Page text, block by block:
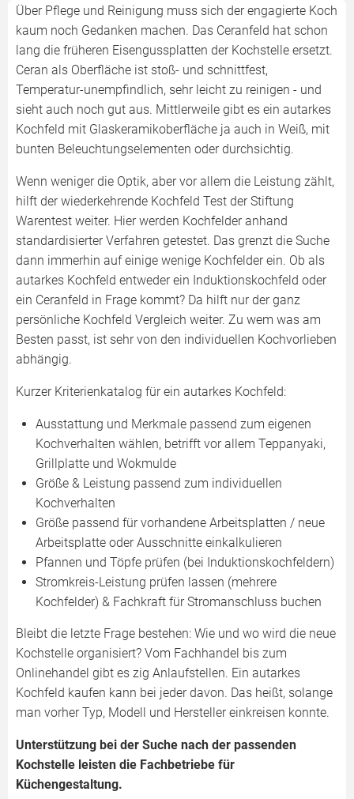
Über Pflege und Reinigung muss sich der engagierte Koch
kaum noch Gedanken machen. Das Ceranfeld hat schon
lang die früheren Eisengussplatten der Kochstelle ersetzt.
Ceran als Oberfläche ist stoß- und schnittfest,
Temperatur-unempfindlich, sehr leicht zu reinigen - und
sieht auch noch gut aus. Mittlerweile gibt es ein autarkes
Kochfeld mit Glaskeramikoberfläche ja auch in Weiß, mit
bunten Beleuchtungselementen oder durchsichtig.
Wenn weniger die Optik, aber vor allem die Leistung zählt,
hilft der wiederkehrende Kochfeld Test der Stiftung
Warentest weiter. Hier werden Kochfelder anhand
standardisierter Verfahren getestet. Das grenzt die Suche
dann immerhin auf einige wenige Kochfelder ein. Ob als
autarkes Kochfeld entweder ein Induktionskochfeld oder
ein Ceranfeld in Frage kommt? Da hilft nur der ganz
persönliche Kochfeld Vergleich weiter. Zu wem was am
Besten passt, ist sehr von den individuellen Kochvorlieben
abhängig.
Kurzer Kriterienkatalog für ein autarkes Kochfeld:
Ausstattung und Merkmale passend zum eigenen
Kochverhalten wählen, betrifft vor allem Teppanyaki,
Grillplatte und Wokmulde
Größe & Leistung passend zum individuellen
Kochverhalten
Größe passend für vorhandene Arbeitsplatten / neue
Arbeitsplatte oder Ausschnitte einkalkulieren
Pfannen und Töpfe prüfen (bei Induktionskochfeldern)
Stromkreis-Leistung prüfen lassen (mehrere
Kochfelder) & Fachkraft für Stromanschluss buchen
Bleibt die letzte Frage bestehen: Wie und wo wird die neue
Kochstelle organisiert? Vom Fachhandel bis zum
Onlinehandel gibt es zig Anlaufstellen. Ein autarkes
Kochfeld kaufen kann bei jeder davon. Das heißt, solange
man vorher Typ, Modell und Hersteller einkreisen konnte.
Unterstützung bei der Suche nach der passenden
Kochstelle leisten die Fachbetriebe für
Küchengestaltung.